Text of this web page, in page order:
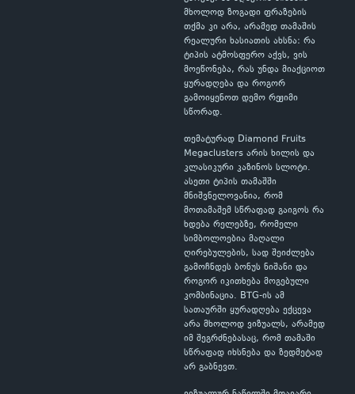
მხოლოდ ზოგადი ფრაზების
თქმა კი არა, არამედ თამაშის
რეალური ხასიათის ახსნა: რა
ტიპის ატმოსფერო აქვს, ვის
მოეწონება, რას უნდა მიაქციოთ
ყურადღება და როგორ
გამოიყენოთ დემო რეჟიმი
სწორად.
თემატურად Diamond Fruits
Megaclusters არის ხილის და
კლასიკური კაზინოს სლოტი.
ასეთი ტიპის თამაშში
მნიშვნელოვანია, რომ
მოთამაშემ სწრაფად გაიგოს რა
ხდება რელებზე, რომელი
სიმბოლოებია მაღალი
ღირებულების, სად შეიძლება
გამოჩნდეს ბონუს ნიშანი და
როგორ იკითხება მოგებული
კომბინაცია. BTG-ის ამ
სათაურში ყურადღება ექცევა
არა მხოლოდ ვიზუალს, არამედ
იმ შეგრძნებასაც, რომ თამაში
სწრაფად იხსნება და ზედმეტად
არ გაბნევთ.